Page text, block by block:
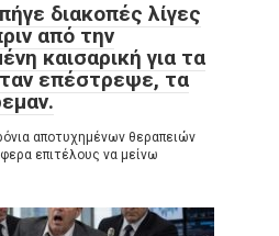
διακοπές λίγες
από την
καισαρική για τα
επέστρεψε, τα
αποτυχημένων θεραπειών
επιτέλους να μείνω